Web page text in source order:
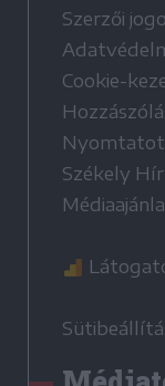
Szerzői
Cookie-
Székely